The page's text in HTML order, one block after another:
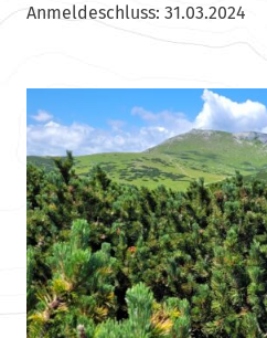
Anmeldeschluss: 31.03.2024